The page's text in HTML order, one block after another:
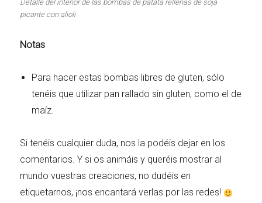
Detalle del interior de las bombas de patata rellenas de soja
picante con alioli
Notas
Para hacer estas bombas libres de gluten, sólo
tenéis que utilizar pan rallado sin gluten, como el de
maíz.
Si tenéis cualquier duda, nos la podéis dejar en los
comentarios. Y si os animáis y queréis mostrar al
mundo vuestras creaciones, no dudéis en
etiquetarnos, ¡nos encantará verlas por las redes!